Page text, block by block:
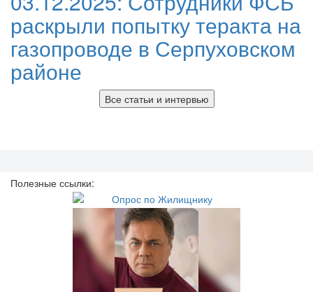
раскрыли попытку теракта на
газопроводе в Серпуховском
районе
Все статьи и интервью
Полезные ссылки: